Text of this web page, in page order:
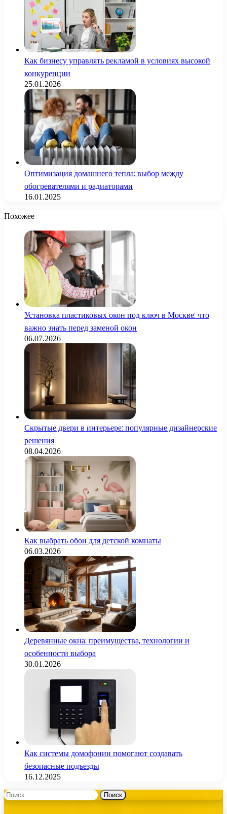
Как бизнесу управлять рекламой в условиях высокой
конкуренции
25.01.2026
Оптимизация домашнего тепла: выбор между
обогревателями и радиаторами
16.01.2025
Похожее
Установка пластиковых окон под ключ в Москве: что
важно знать перед заменой окон
06.07.2026
Скрытые двери в интерьере: популярные дизайнерские
решения
08.04.2026
Как выбрать обои для детской комнаты
06.03.2026
Деревянные окна: преимущества, технологии и
особенности выбора
30.01.2026
Как системы домофонии помогают создавать
безопасные подъезды
16.12.2025
Найти: